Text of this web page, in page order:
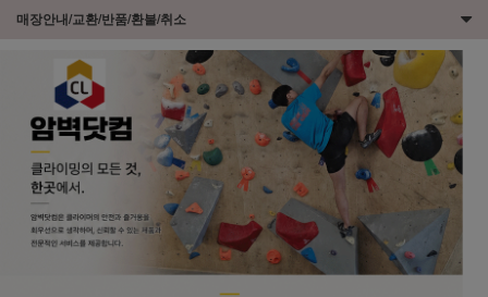
매장안내/교환/반품/환불/취소